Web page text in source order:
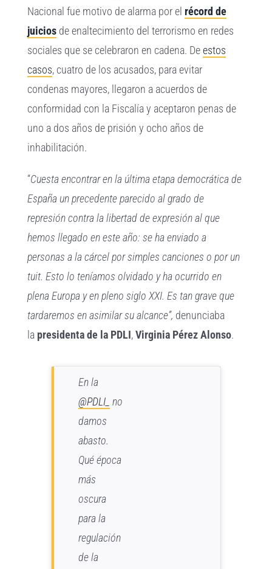
Nacional fue motivo de alarma por el récord de
juicios de enaltecimiento del terrorismo en redes
sociales que se celebraron en cadena. Deestos
casos, cuatro de los acusados, para evitar
condenas mayores, llegaron a acuerdos de
conformidad con la Fiscalía y aceptaron penas de
uno a dos años de prisión y ocho años de
inhabilitación.
“Cuesta encontrar en la última etapa democrática de
España un precedente parecido al grado de
represión contra la libertad de expresión al que
hemos llegado en este año: se ha enviado a
personas a la cárcel por simples canciones o por un
tuit. Esto lo teníamos olvidado y ha ocurrido en
plena Europa y en pleno siglo XXI. Es tan grave que
tardaremos en asimilar su alcance”, denunciaba
la presidenta de la PDLI,Virginia Pérez Alonso.
En la
@PDLI_ no
damos
abasto.
Qué época
más
oscura
para la
regulación
de la